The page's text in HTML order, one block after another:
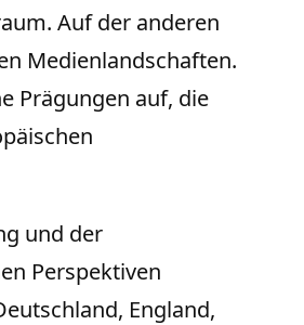
Auf der anderen
Medienlandschaften.
Prägungen auf, die
und der
Perspektiven
England,